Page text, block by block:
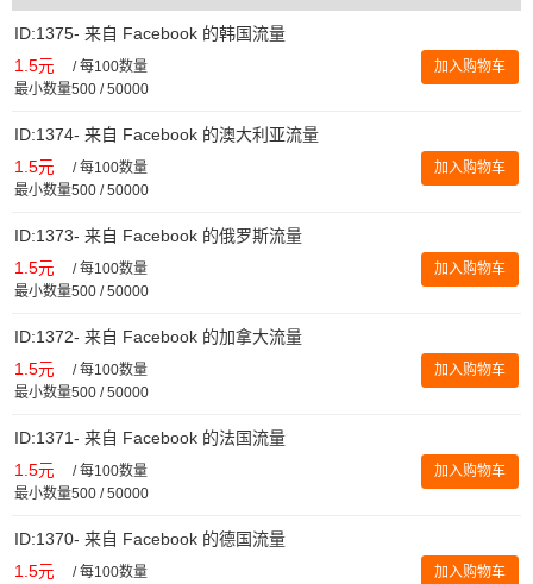
ID:1375- 来自 Facebook 的韩国流量
1.5元 /每100数量
最小数量500 / 50000
加入购物车
ID:1374- 来自 Facebook 的澳大利亚流量
1.5元 /每100数量
最小数量500 / 50000
加入购物车
ID:1373- 来自 Facebook 的俄罗斯流量
1.5元 /每100数量
最小数量500 / 50000
加入购物车
ID:1372- 来自 Facebook 的加拿大流量
1.5元 /每100数量
最小数量500 / 50000
加入购物车
ID:1371- 来自 Facebook 的法国流量
1.5元 /每100数量
最小数量500 / 50000
加入购物车
ID:1370- 来自 Facebook 的德国流量
1.5元 /每100数量
加入购物车